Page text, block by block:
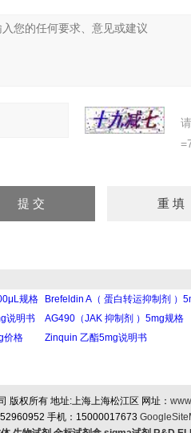
规格
Brefeldin A（ 蛋白转运抑制剂 ）
说明书
AG490（JAK 抑制剂 ）5mg规格
价格
Zinquin 乙酯5mg说明书
版权所有 地址:上海上海松江区 网址：
手机：15000017673